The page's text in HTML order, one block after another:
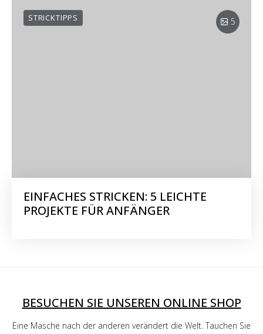
5
STRICKTIPPS
EINFACHES STRICKEN: 5 LEICHTE
PROJEKTE FÜR ANFÄNGER
BESUCHEN SIE UNSEREN ONLINE SHOP
Eine Masche nach der anderen verändert die Welt. Tauchen Sie